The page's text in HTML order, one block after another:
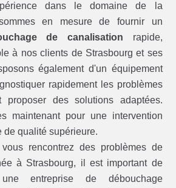
dans le domaine de la
en mesure de fournir un
de canalisation rapide,
à nos clients de Strasbourg et ses
également d'un équipement
rapidement les problèmes
proposer des solutions adaptées.
maintenant pour une intervention
de qualité supérieure.
rencontrez des problèmes de
à Strasbourg, il est important de
entreprise de débouchage